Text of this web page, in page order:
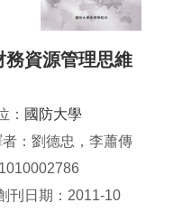
務資源管理思維
： 國防大學
：劉德忠，李蕭傳
刊日期：2011-10